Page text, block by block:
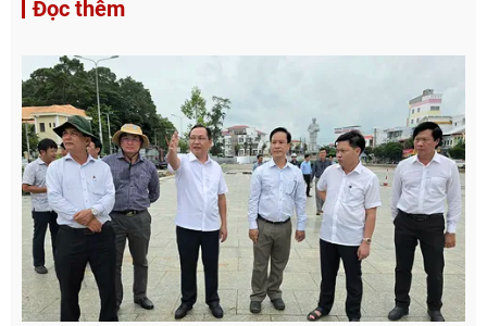
Đọc thêm